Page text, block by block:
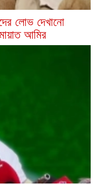
লোভ দেখানো
আমির